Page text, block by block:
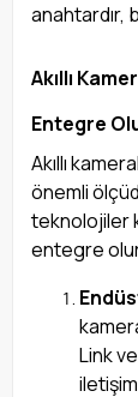
anahtardır,
Akıllı
Entegre
Akıllı
önemli
teknolojiler
entegre
Link